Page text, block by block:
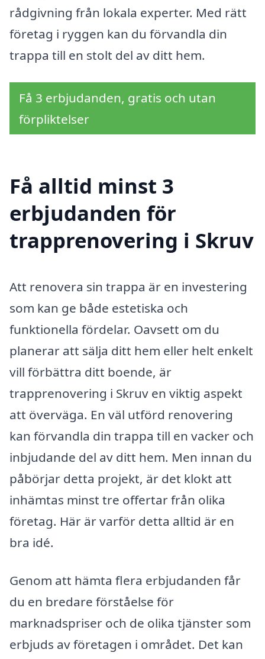
rådgivning från lokala experter. Med rätt
företag i ryggen kan du förvandla din
trappa till en stolt del av ditt hem.
Få 3 erbjudanden, gratis och utan
förpliktelser
Få alltid minst 3
erbjudanden för
trapprenovering i Skruv
Att renovera sin trappa är en investering
som kan ge både estetiska och
funktionella fördelar. Oavsett om du
planerar att sälja ditt hem eller helt enkelt
vill förbättra ditt boende, är
trapprenovering i Skruv en viktig aspekt
att överväga. En väl utförd renovering
kan förvandla din trappa till en vacker och
inbjudande del av ditt hem. Men innan du
påbörjar detta projekt, är det klokt att
inhämtas minst tre offertar från olika
företag. Här är varför detta alltid är en
bra idé.
Genom att hämta flera erbjudanden får
du en bredare förståelse för
marknadspriser och de olika tjänster som
erbjuds av företagen i området. Det kan